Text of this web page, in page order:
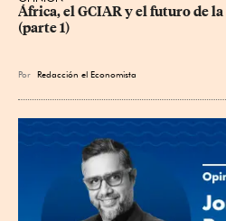
África, el GCIAR y el futuro de
(parte 1)
Por Redacción el Economista